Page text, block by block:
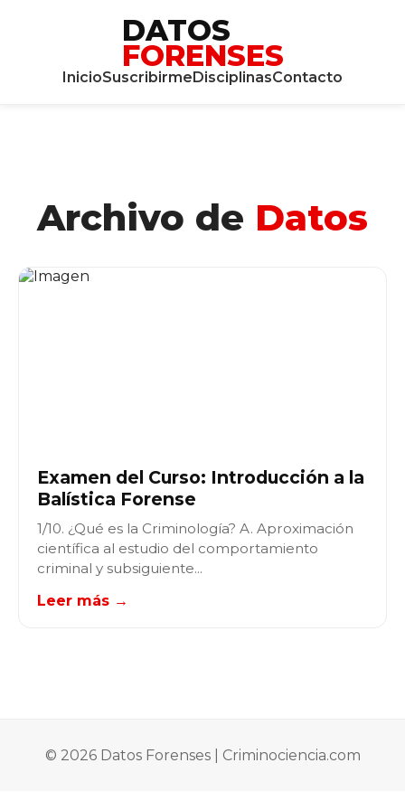
DATOS
FORENSES
InicioSuscribirmeDisciplinasContacto
Archivo de Datos
Examen del Curso: Introducción a la
Balística Forense
1/10. ¿Qué es la Criminología? A. Aproximación
científica al estudio del comportamiento
criminal y subsiguiente...
Leer más →
© 2026 Datos Forenses | Criminociencia.com